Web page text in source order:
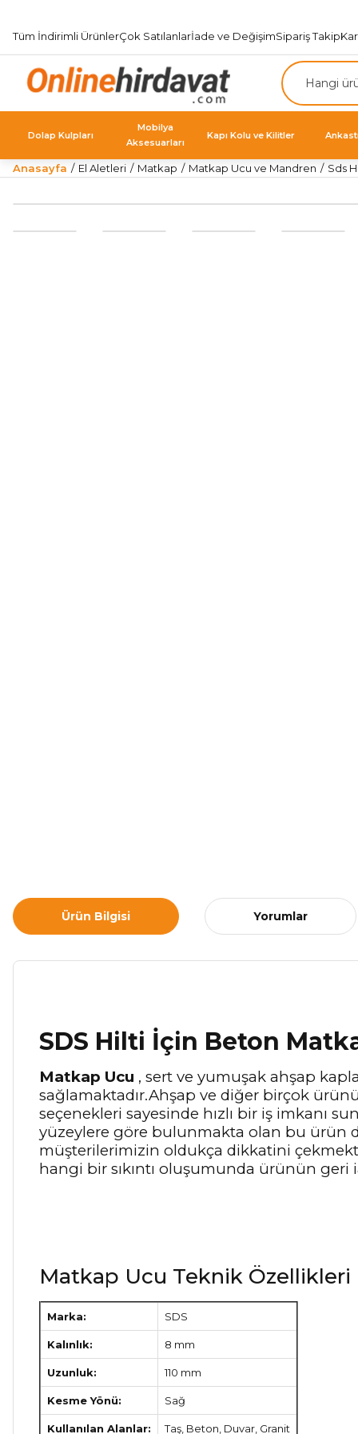
Tüm İndirimli ÜrünlerÇok Satılanlarİade ve DeğişimSipariş Takip
Dolap Kulpları
Mobilya
Aksesuarları
Kapı Kolu ve Kilitler
Anasayfa El Aletleri Matkap Matkap Ucu ve Mandren Sds
Ürün Bilgisi Yorumlar
SDS Hilti İçin Beton
Matkap Ucu , sert ve yumuşak ahşap
sağlamaktadır.Ahşap ve diğer birçok
seçenekleri sayesinde hızlı bir iş imkanı
yüzeylere göre bulunmakta olan bu ürün
müşterilerimizin oldukça dikkatini
hangi bir sıkıntı oluşumunda ürünün
Matkap Ucu Teknik Özellikleri
Marka: SDS
Kalınlık: 8 mm
Uzunluk: 110 mm
Kesme Yönü: Sağ
Kullanılan Alanlar: Taş, Beton, Duvar, Granit